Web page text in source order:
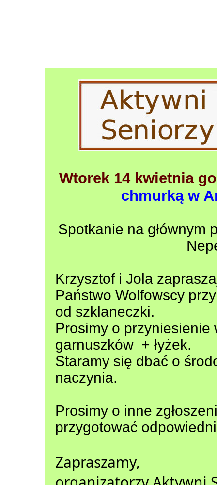
Wtorek 14 kwietnia
chmurką w
Spotkanie na głównym
Krzysztof i Jola
Państwo Wolfowscy
od szklaneczki.
Prosimy o przyniesienie
garnuszków + łyżek.
Staramy się dbać o
naczynia.
Prosimy o inne
przygotować
Zapraszamy,